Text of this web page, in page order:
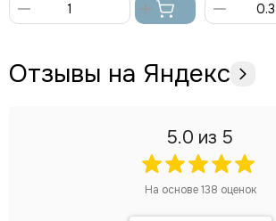
Отзывы на Яндекс
5.0 из 5
На основе138 оценок